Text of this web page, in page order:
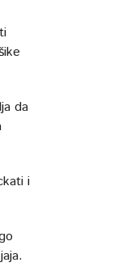
da
i